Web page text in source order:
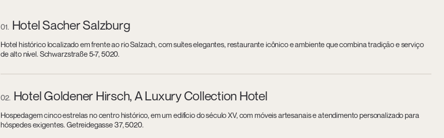
01 Hotel Sacher Salzburg
Hotel histórico localizado em frente ao rio Salzach, com suítes elegantes, restaurante icônico e ambiente que combina tradição e serviço
de alto nível. Schwarzstraße 5-7, 5020.
02 Hotel Goldener Hirsch, A Luxury Collection Hotel
Hospedagem cinco estrelas no centro histórico, em um edifício do século XV, com móveis artesanais e atendimento personalizado para
hóspedes exigentes. Getreidegasse 37, 5020.